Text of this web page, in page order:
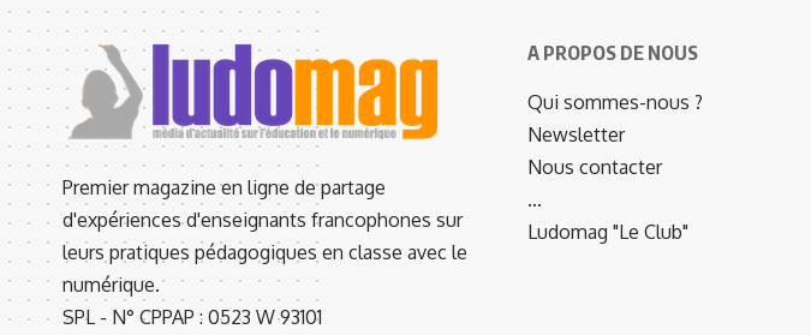
Premier magazine en ligne de partage
d'expériences d'enseignants francophones sur
leurs pratiques pédagogiques en classe avec le
numérique.
SPL - N° CPPAP : 0523 W 93101
A PROPOS DE NOUS
Qui sommes-nous ?
Newsletter
Nous contacter
…
Ludomag "Le Club"